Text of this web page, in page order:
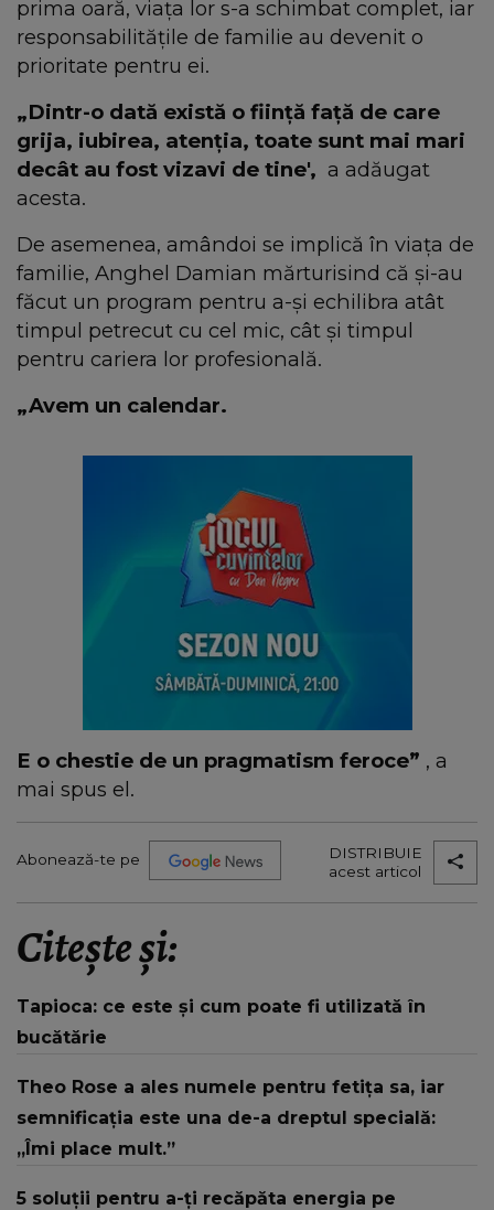
prima oară, viața lor s-a schimbat complet, iar
responsabilitățile de familie au devenit o
prioritate pentru ei.
„Dintr-o dată există o ființă față de care
grija, iubirea, atenția, toate sunt mai mari
decât au fost vizavi de tine', a adăugat
acesta.
De asemenea, amândoi se implică în viața de
familie, Anghel Damian mărturisind că și-au
făcut un program pentru a-și echilibra atât
timpul petrecut cu cel mic, cât și timpul
pentru cariera lor profesională.
„Avem un calendar.
E o chestie de un pragmatism feroce” , a
mai spus el.
Abonează-te pe
DISTRIBUIE
acest articol
Citește și:
Tapioca: ce este și cum poate fi utilizată în
bucătărie
Theo Rose a ales numele pentru fetița sa, iar
semnificația este una de-a dreptul specială:
„Îmi place mult.”
5 soluții pentru a-ți recăpăta energia pe